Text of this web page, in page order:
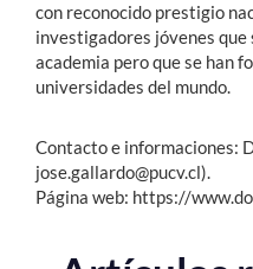
con reconocido prestigio
investigadores jóvenes
academia pero que se han
universidades del mundo.
Contacto e informaciones:
jose.gallardo@pucv.cl).
Página web: https://